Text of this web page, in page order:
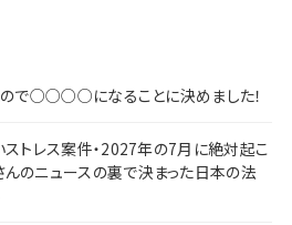
ので○○○○になることに決めました！
トレス案件・2027年の7月に絶対起こ
のニュースの裏で決まった日本の法